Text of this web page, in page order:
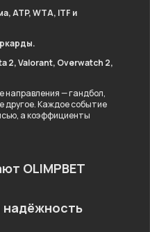
ATP, WTA, ITF и
2, Valorant, Overwatch 2,
направления — гандбол,
другое. Каждое событие
а коэффициенты
OLIMPBET
надёжность